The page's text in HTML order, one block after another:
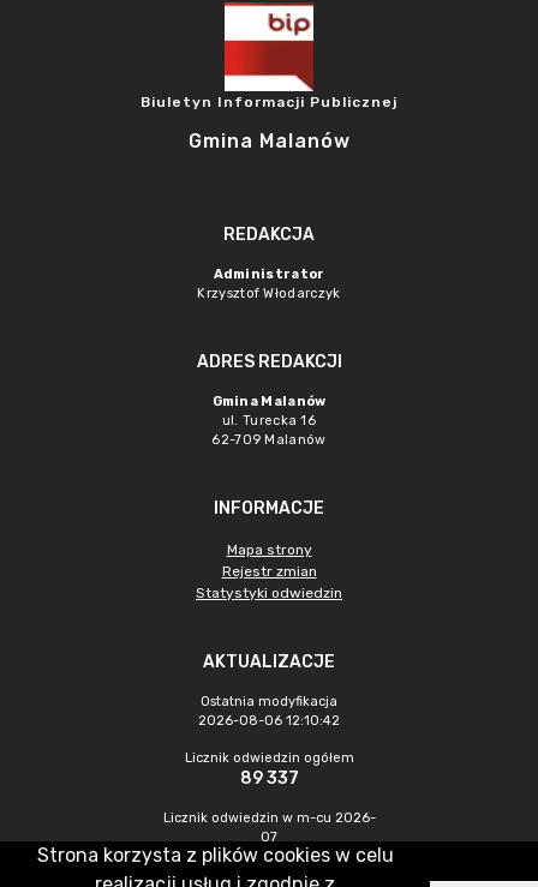
Biuletyn Informacji Publicznej
Gmina Malanów
REDAKCJA
Administrator
Krzysztof Włodarczyk
ADRES REDAKCJI
Gmina Malanów
ul. Turecka 16
62-709 Malanów
INFORMACJE
Mapa strony
Rejestr zmian
Statystyki odwiedzin
AKTUALIZACJE
Ostatnia modyfikacja
2026-08-06 12:10:42
Licznik odwiedzin ogółem
89 337
Licznik odwiedzin w m-cu 2026-
07
558
Strona korzysta z plików cookies w celu